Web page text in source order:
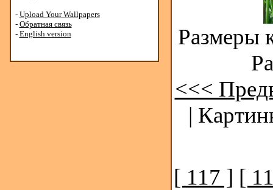
- Upload Your Wallpapers
- Обратная связь
- English version
Размеры
<<<
|
[ 117 ] [